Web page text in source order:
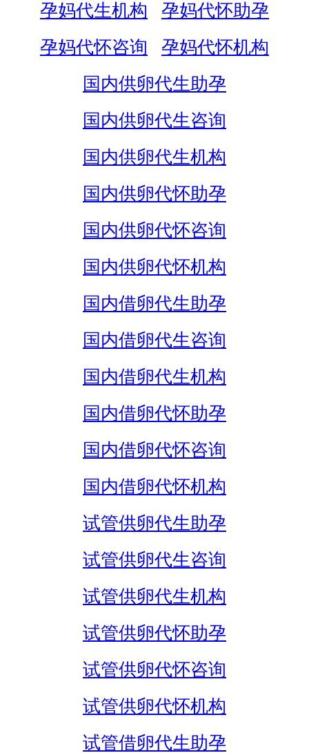
孕妈代生机构
孕妈代怀助孕
孕妈代怀咨询
孕妈代怀机构
国内供卵代生助孕
国内供卵代生咨询
国内供卵代生机构
国内供卵代怀助孕
国内供卵代怀咨询
国内供卵代怀机构
国内借卵代生助孕
国内借卵代生咨询
国内借卵代生机构
国内借卵代怀助孕
国内借卵代怀咨询
国内借卵代怀机构
试管供卵代生助孕
试管供卵代生咨询
试管供卵代生机构
试管供卵代怀助孕
试管供卵代怀咨询
试管供卵代怀机构
试管借卵代生助孕